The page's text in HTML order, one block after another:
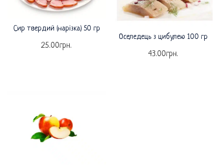
Сир твердий (нарізка) 50 гр
25.00грн.
Оселедець з цибулею 100 гр
43.00грн.